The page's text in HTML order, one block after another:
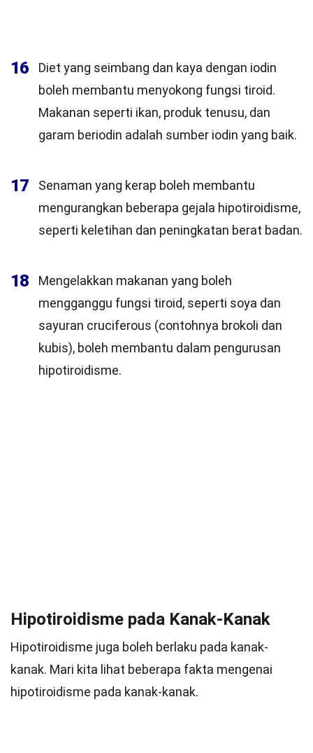
16
Diet yang seimbang dan kaya dengan iodin
boleh membantu menyokong fungsi tiroid.
Makanan seperti ikan, produk tenusu, dan
garam beriodin adalah sumber iodin yang baik.
17
Senaman yang kerap boleh membantu
mengurangkan beberapa gejala hipotiroidisme,
seperti keletihan dan peningkatan berat badan.
18
Mengelakkan makanan yang boleh
mengganggu fungsi tiroid, seperti soya dan
sayuran cruciferous (contohnya brokoli dan
kubis), boleh membantu dalam pengurusan
hipotiroidisme.
Hipotiroidisme pada Kanak-Kanak
Hipotiroidisme juga boleh berlaku pada kanak-
kanak. Mari kita lihat beberapa fakta mengenai
hipotiroidisme pada kanak-kanak.